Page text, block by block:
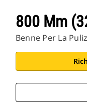
800 Mm
Benne Per La